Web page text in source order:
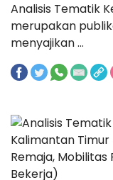
Analisis Tematik
merupakan
menyajikan ...